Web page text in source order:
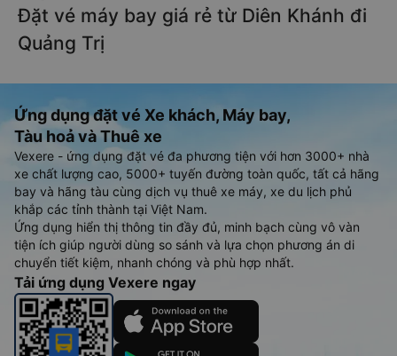
Đặt vé máy bay giá rẻ từ Diên Khánh đi
Quảng Trị
Ứng dụng đặt vé Xe khách, Máy bay,
Tàu hoả và Thuê xe
Vexere - ứng dụng đặt vé đa phương tiện với hơn 3000+ nhà
xe chất lượng cao, 5000+ tuyến đường toàn quốc, tất cả hãng
bay và hãng tàu cùng dịch vụ thuê xe máy, xe du lịch phủ
khắp các tỉnh thành tại Việt Nam.
Ứng dụng hiển thị thông tin đầy đủ, minh bạch cùng vô vàn
tiện ích giúp người dùng so sánh và lựa chọn phương án di
chuyển tiết kiệm, nhanh chóng và phù hợp nhất.
Tải ứng dụng Vexere ngay